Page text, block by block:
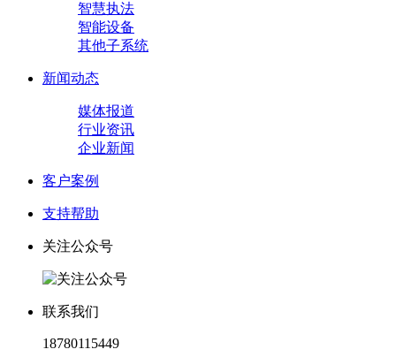
智慧执法
智能设备
其他子系统
新闻动态
媒体报道
行业资讯
企业新闻
客户案例
支持帮助
关注公众号
联系我们
18780115449